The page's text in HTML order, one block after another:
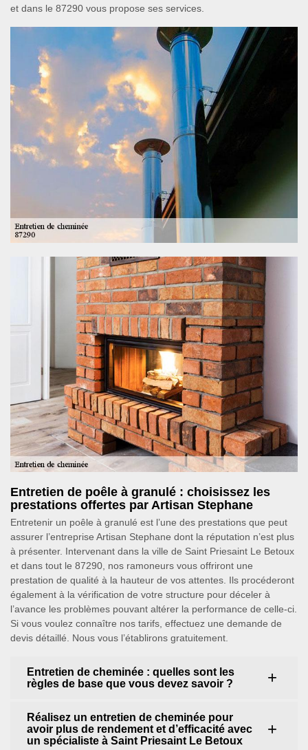
et dans le 87290 vous propose ses services.
Entretien de poêle à granulé : choisissez les
prestations offertes par Artisan Stephane
Entretenir un poêle à granulé est l’une des prestations que peut
assurer l’entreprise Artisan Stephane dont la réputation n’est plus
à présenter. Intervenant dans la ville de Saint Priesaint Le Betoux
et dans tout le 87290, nos ramoneurs vous offriront une
prestation de qualité à la hauteur de vos attentes. Ils procéderont
également à la vérification de votre structure pour déceler à
l’avance les problèmes pouvant altérer la performance de celle-ci.
Si vous voulez connaître nos tarifs, effectuez une demande de
devis détaillé. Nous vous l’établirons gratuitement.
Entretien de cheminée : quelles sont les
règles de base que vous devez savoir ?
Réalisez un entretien de cheminée pour
avoir plus de rendement et d’efficacité avec
un spécialiste à Saint Priesaint Le Betoux